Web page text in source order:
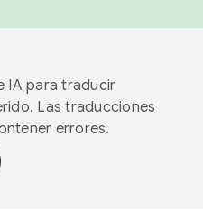
IA para traducir
Las traducciones
errores.